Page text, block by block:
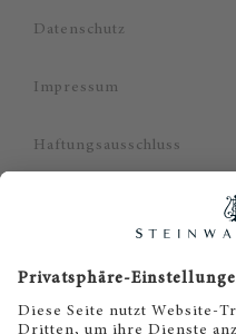
Datenschutz
Impressum
Haftungsausschluss